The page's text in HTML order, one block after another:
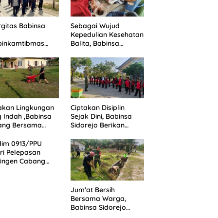
Babinsa
Sebagai Wujud
Kepedulian Kesehatan
Balita, Babinsa
Kegiatan Posyandu
Lingkungan
Indah ,Babinsa
Bersama
Ciptakan Disiplin
Sejak Dini, Babinsa
Sidorejo Berikan
Murid SD 031 Penajam
0913/PPU
Pelepasan
Cabang
Jum’at Bersih
Bersama Warga,
Babinsa Sidorejo